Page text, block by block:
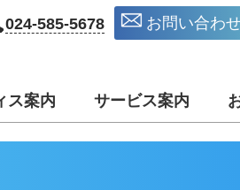
024-585-5678 お問い合わ
ス案内 サービス案内